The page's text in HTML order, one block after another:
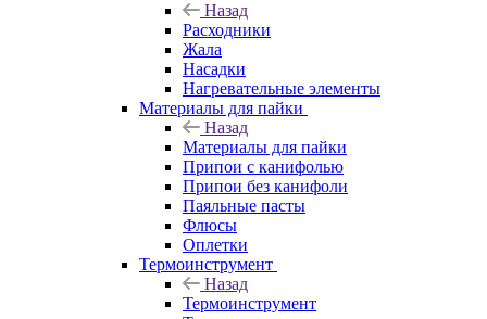
Назад
Расходники
Жала
Насадки
Нагревательные элементы
Материалы для пайки
Назад
Материалы для пайки
Припои с канифолью
Припои без канифоли
Паяльные пасты
Флюсы
Оплетки
Термоинструмент
Назад
Термоинструмент